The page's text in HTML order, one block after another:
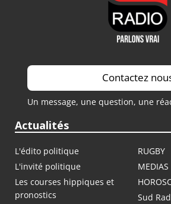
Contactez
Un message, une question, une
Actualités
L'édito politique
RUGBY
L'invité politique
MEDIAS
Les courses hippiques et
pronostics
Sud